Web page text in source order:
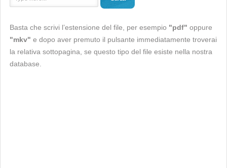
Basta che scrivi l’estensione del file, per esempio "pdf" oppure
"mkv" e dopo aver premuto il pulsante immediatamente troverai
la relativa sottopagina, se questo tipo del file esiste nella nostra
database.